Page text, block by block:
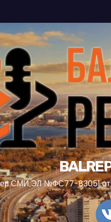
СМИ ЭЛ №ФС77-83051 от